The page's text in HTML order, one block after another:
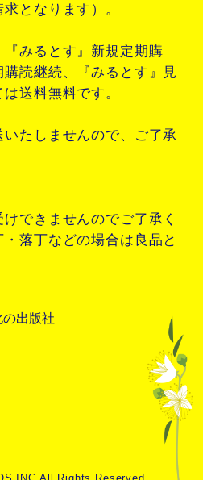
となります）。
みるとす』新規定期購
読継続、『みるとす』見
送料無料です。
たしませんので、ご了承
できませんのでご了承く
落丁などの場合は良品と
出版社